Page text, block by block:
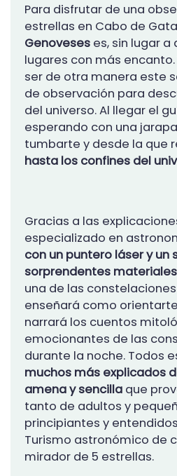
Para disfrutar de una
estrellas en Cabo de
Genoveses es, sin lugar a
lugares con más
ser de otra manera este
de observación para
del universo. Al llegar el
esperando con una
tumbarte y desde la que
hasta los confines del
Gracias a las
especializado en
con un puntero láser y un
sorprendentes materiales
una de las
enseñará como
narrará los cuentos
emocionantes de las
durante la noche. Todos
muchos más explicados
amena y sencilla que
tanto de adultos y
principiantes y
Turismo astronómico de
mirador de 5 estrellas.